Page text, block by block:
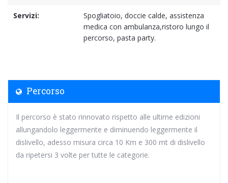
Servizi:
Spogliatoio, doccie calde, assistenza
medica con ambulanza,ristoro lungo il
percorso, pasta party.
Percorso
Il percorso è stato rinnovato rispetto alle ultime edizioni
allungandolo leggermente e diminuendo leggermente il
dislivello, adesso misura circa 10 Km e 300 mt di dislivello
da ripetersi 3 volte per tutte le categorie.